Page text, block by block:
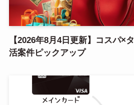
【2026年8月4日更新】コスパ×
活案件ピックアップ